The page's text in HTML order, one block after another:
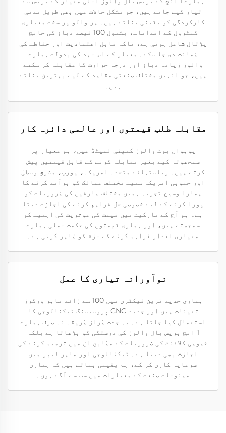
تیار کیے جاتے ہیں، جو مشکل حالات میں بھی طویل مدتی
کارکردگی کو یقینی بناتے ہیں۔ ہر والو پر سخت معیاری
کنٹرول کے اقدامات، بشمول 100 فیصد دباؤ کی جانچ
پڑتال شامل ہوتی ہے، تاکہ قابل اعتمادیت اور حفاظت کی
ضمانت دی جا سکے۔ معیار کے اس عہد کی بدولت ہمارے
والوز زیادہ دباؤ اور درجہ حرارت کا مقابلہ کر سکتے
ہیں، جو انہیں مختلف صنعتی مقاصد کے لیے بہترین بناتے
ہیں۔
مقابلہ طلب قیمتوں اور عالمی دائرہ کار
یوہوان بوٹ والوز کمپنی لمیٹڈ میں، ہم معیار پر
سمجھوتہ کیے بغیر مقابلہ کرنے کے قابل قیمتیں پیش
کرتے ہیں۔ ریاستہائے متحدہ امریکہ، یورپ، مشرق وسطیٰ
اور جنوبی امریکہ سمیت مختلف ممالک کو برآمد کرنے کا
ہمارا وسیع تجربہ ہمیں مختلف صارفین کی ضروریات کو
پورا کرنے کے لیے خصوصی حل فراہم کرنے کی اجازت دیتا
ہے۔ ہم آج کے مارکیٹ میں قیمت کی موثریت کی اہمیت کو
سمجھتے ہیں، اور ہماری قیمتوں کی حکمت عملی ہمارے
معیاری اقدار فراہم کرنے کے عزم کو ظاہر کرتی ہے۔
نوآورانہ تیاری کا عمل
ہماری جدید ترین فیکٹری میں 100 سے زائد ماہر ورکرز
تعینات ہیں اور جدید CNC پروسیسنگ ٹیکنالوجی کا
استعمال کیا جاتا ہے۔ یہ جدت طراز طریقہ نہ صرف ہمارے
1 انچ بریس بال والوز کی درستگی کو بڑھاتا ہے بلکہ
خصوصی کلائنٹ کی ضروریات کے مطابق ان میں ترمیم کرنے کی
اجازت بھی دیتا ہے۔ ٹیکنالوجی اور ماہر لیبر میں
سرمایہ کاری کر کے، ہم یقینی بناتے ہیں کہ ہماری
مصنوعات صنعت کے معیارات میں سب سے آگے ہوں۔